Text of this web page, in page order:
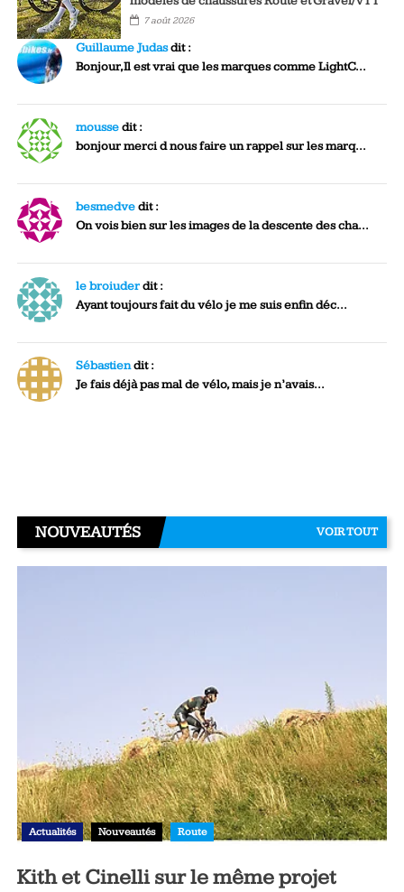
7 août 2026
Guillaume Judasdit :
Bonjour,Il est vrai que les marques comme LightC...
moussedit :
bonjour merci d nous faire un rappel sur les marq...
besmedvedit :
On vois bien sur les images de la descente des cha...
le broiuderdit :
Ayant toujours fait du vélo je me suis enfin déc...
Sébastiendit :
Je fais déjà pas mal de vélo, mais je n’avais...
NOUVEAUTÉS VOIR TOUT
Actualités Nouveautés Route
Kith et Cinelli sur le même projet